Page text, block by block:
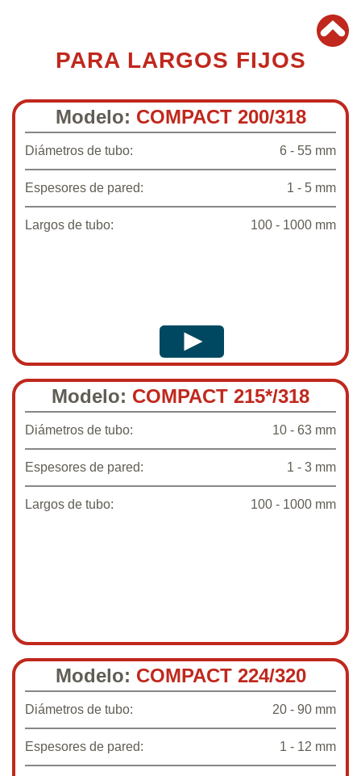
PARA LARGOS FIJOS
Modelo: COMPACT 200/318
Diámetros de tubo: 6 - 55 mm
Espesores de pared: 1 - 5 mm
Largos de tubo: 100 - 1000 mm
Modelo: COMPACT 215*/318
Diámetros de tubo: 10 - 63 mm
Espesores de pared: 1 - 3 mm
Largos de tubo: 100 - 1000 mm
Modelo: COMPACT 224/320
Diámetros de tubo: 20 - 90 mm
Espesores de pared: 1 - 12 mm